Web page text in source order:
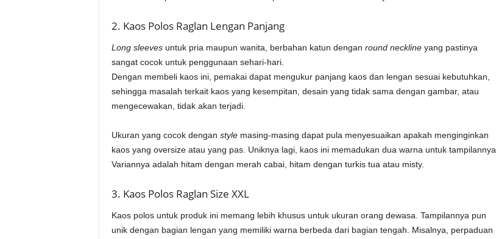
2. Kaos Polos Raglan Lengan Panjang
Long sleevesuntuk pria maupun wanita, berbahan katun dengan round necklineyang pastinya
sangat cocok untuk penggunaan sehari-hari.
Dengan membeli kaos ini, pemakai dapat mengukur panjang kaos dan lengan sesuai kebutuhkan,
sehingga masalah terkait kaos yang kesempitan, desain yang tidak sama dengan gambar, atau
mengecewakan, tidak akan terjadi.
Ukuran yang cocok dengan stylemasing-masing dapat pula menyesuaikan apakah menginginkan
kaos yang oversize atau yang pas. Uniknya lagi, kaos ini memadukan dua warna untuk tampilannya.
Variannya adalah hitam dengan merah cabai, hitam dengan turkis tua atau misty.
3. Kaos Polos Raglan Size XXL
Kaos polos untuk produk ini memang lebih khusus untuk ukuran orang dewasa. Tampilannya pun
unik dengan bagian lengan yang memiliki warna berbeda dari bagian tengah. Misalnya, perpaduan